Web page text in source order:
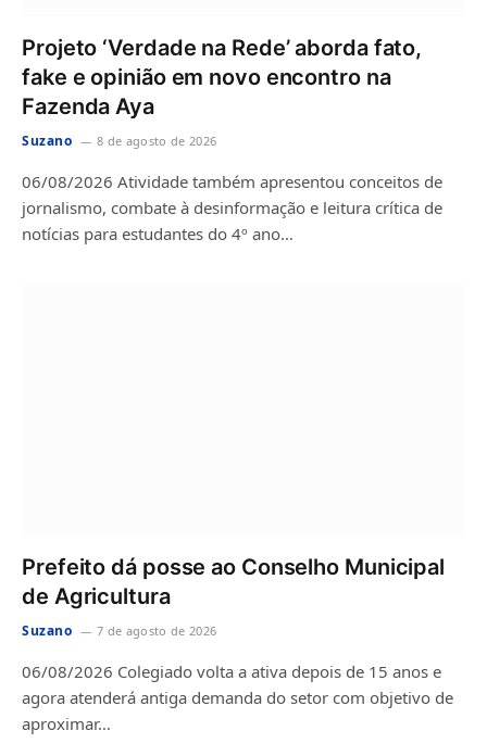
Projeto ‘Verdade na Rede’ aborda fato,
fake e opinião em novo encontro na
Fazenda Aya
Suzano 8 de agosto de 2026
06/08/2026 Atividade também apresentou conceitos de
jornalismo, combate à desinformação e leitura crítica de
notícias para estudantes do 4º ano…
Prefeito dá posse ao Conselho Municipal
de Agricultura
Suzano 7 de agosto de 2026
06/08/2026 Colegiado volta a ativa depois de 15 anos e
agora atenderá antiga demanda do setor com objetivo de
aproximar…